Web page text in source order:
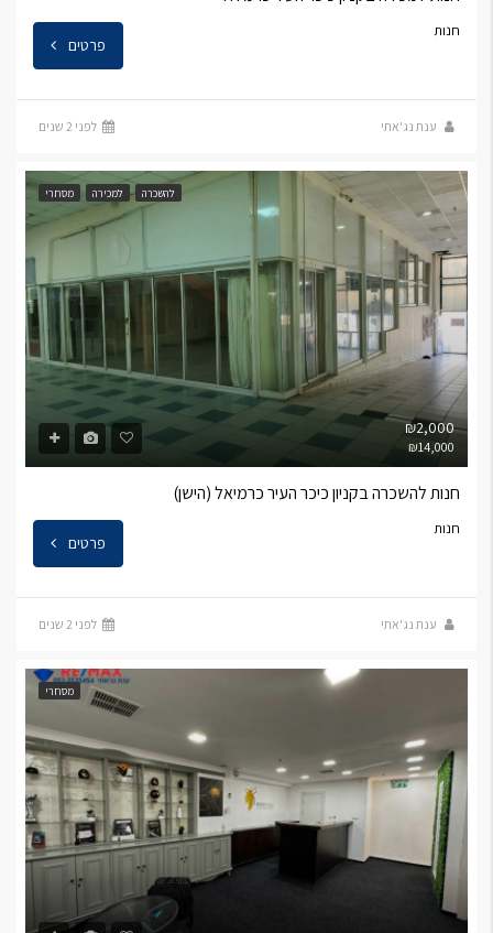
חנות
פרטים
ענת נג'אתי לפני 2 שנים
להשכרה למכירה מסחרי
₪2,000
₪14,000
חנות להשכרה בקניון כיכר העיר כרמיאל (הישן)
חנות
פרטים
ענת נג'אתי לפני 2 שנים
מסחרי